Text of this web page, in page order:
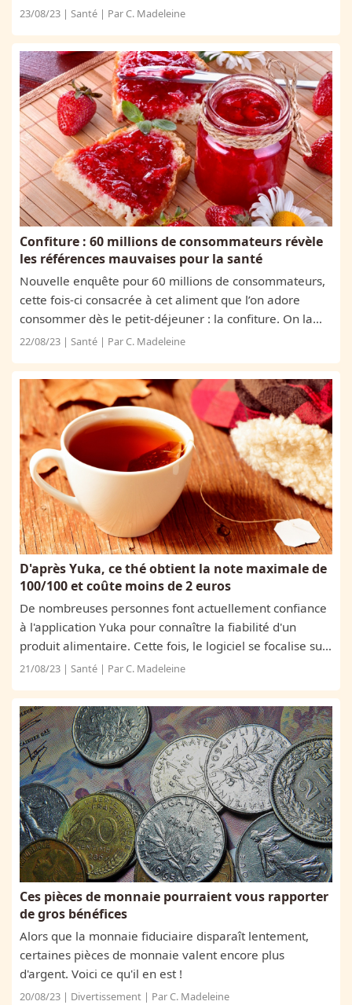
Quelles sont celles qui sont délétères pour la santé
23/08/23 | Santé | Par C. Madeleine
Confiture : 60 millions de consommateurs révèle
les références mauvaises pour la santé
Nouvelle enquête pour 60 millions de consommateurs,
cette fois-ci consacrée à cet aliment que l’on adore
consommer dès le petit-déjeuner : la confiture. On la
croit souvent composée uniquement de fruits et de
22/08/23 | Santé | Par C. Madeleine
D'après Yuka, ce thé obtient la note maximale de
100/100 et coûte moins de 2 euros
De nombreuses personnes font actuellement confiance
à l'application Yuka pour connaître la fiabilité d'un
produit alimentaire. Cette fois, le logiciel se focalise sur
le meilleur thé mis en vente ! Au supermarché comme
21/08/23 | Santé | Par C. Madeleine
Ces pièces de monnaie pourraient vous rapporter
de gros bénéfices
Alors que la monnaie fiduciaire disparaît lentement,
certaines pièces de monnaie valent encore plus
d'argent. Voici ce qu'il en est !
20/08/23 | Divertissement | Par C. Madeleine